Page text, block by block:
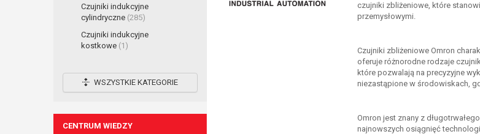
Czujniki indukcyjne
cylindryczne (285)
Czujniki indukcyjne
kostkowe (1)
WSZYSTKIE KATEGORIE
CENTRUM WIEDZY
czujniki zbliżeniowe, które
przemysłowymi.
Czujniki zbliżeniowe Omron
oferuje różnorodne rodzaje
które pozwalają na precyzyjne
niezastąpione w środowiskach,
Omron jest znany z
najnowszych osiągnięć